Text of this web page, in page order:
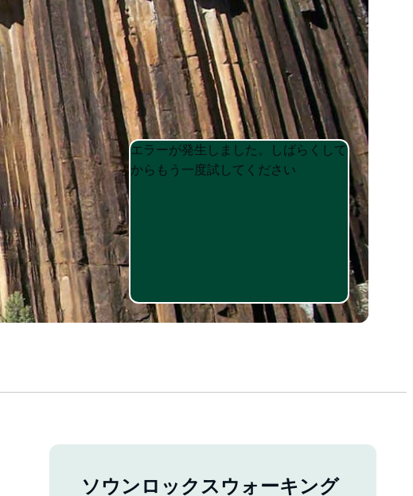
Product
List
Product
List
エラーが発生しました。しばらくして
からもう一度試してください
ソウンロックスウォーキング